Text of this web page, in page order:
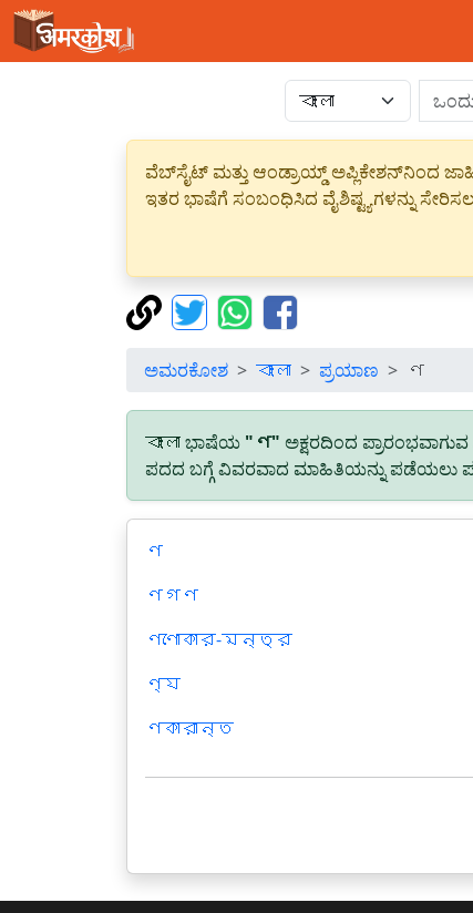
ವೆಬ್‌ಸೈಟ್ ಮತ್ತು ಆಂಡ್ರಾಯ್ಡ್ ಅಪ್ಲಿಕೇಶನ್‌ನಿಂದ
ಇತರ ಭಾಷೆಗೆ ಸಂಬಂಧಿಸಿದ ವೈಶಿಷ್ಟ್ಯಗಳನ್ನು
ಅಮರಕೋಶ বাংলা ಪ್ರಯಾಣ ণ
বাংলা ಭಾಷೆಯ "ণ" ಅಕ್ಷರದಿಂದ ಪ್ರಾರಂಭವಾಗುವ
ಪದದ ಬಗ್ಗೆ ವಿವರವಾದ ಮಾಹಿತಿಯನ್ನು ಪಡೆಯಲು
ণ
ণগণ
ণণোকার-মন্ত্র
ণ্য
ণকারান্ত